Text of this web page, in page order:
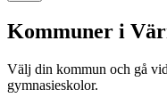
Kommuner i
Välj din kommun och gå
gymnasieskolor.